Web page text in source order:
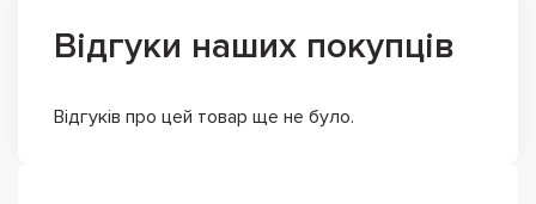
Відгуки наших покупців
Відгуків про цей товар ще не було.